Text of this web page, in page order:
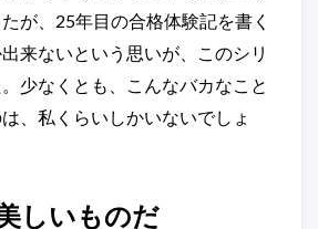
が、25年目の合格体験記を書く
来ないという思いが、このシリ
少なくとも、こんなバカなこと
、私くらいしかいないでしょ
しいものだ